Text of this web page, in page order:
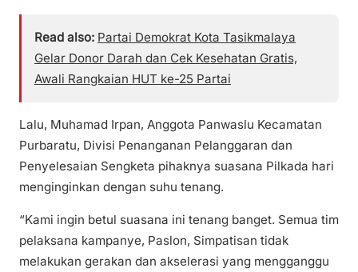
Read also: Partai Demokrat Kota Tasikmalaya
Gelar Donor Darah dan Cek Kesehatan Gratis,
Awali Rangkaian HUT ke-25 Partai
Lalu, Muhamad Irpan, Anggota Panwaslu Kecamatan
Purbaratu, Divisi Penanganan Pelanggaran dan
Penyelesaian Sengketa pihaknya suasana Pilkada hari
menginginkan dengan suhu tenang.
“Kami ingin betul suasana ini tenang banget. Semua tim
pelaksana kampanye, Paslon, Simpatisan tidak
melakukan gerakan dan akselerasi yang mengganggu